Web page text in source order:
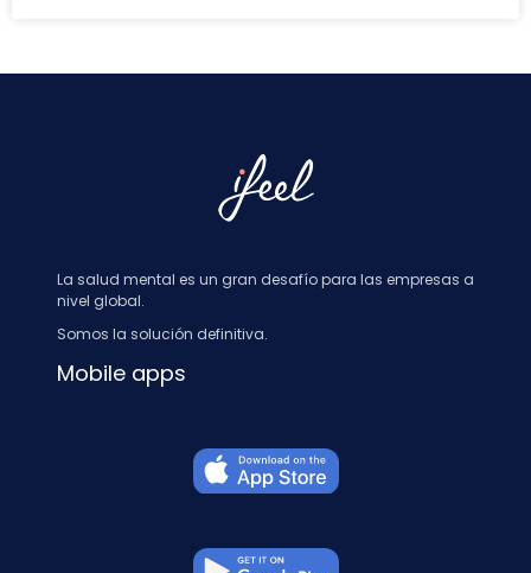
La salud mental es un gran desafío para las empresas a
nivel global.
Somos la solución definitiva.
Mobile apps